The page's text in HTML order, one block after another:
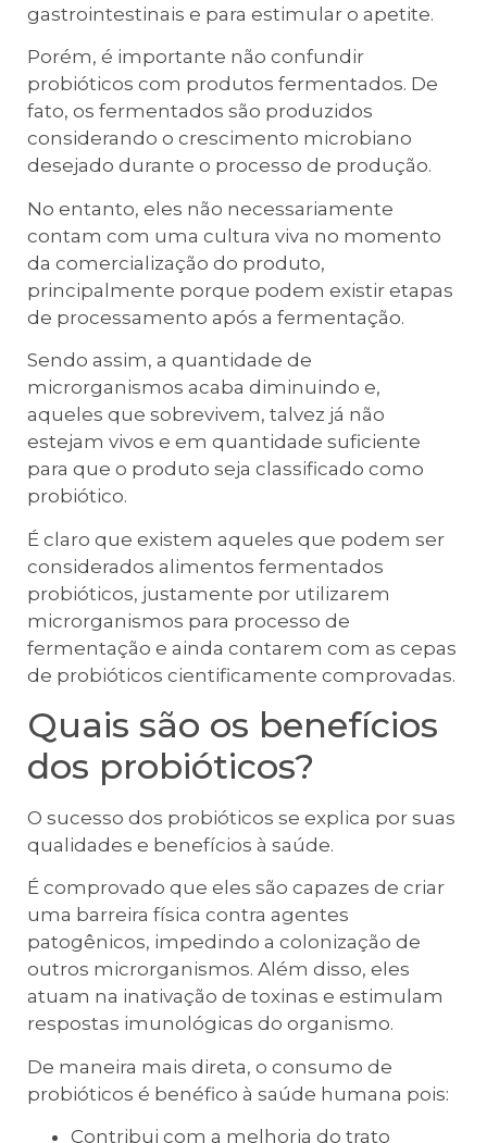
gastrointestinais e para estimular o apetite.
Porém, é importante não confundir
probióticos com produtos fermentados. De
fato, os fermentados são produzidos
considerando o crescimento microbiano
desejado durante o processo de produção.
No entanto, eles não necessariamente
contam com uma cultura viva no momento
da comercialização do produto,
principalmente porque podem existir etapas
de processamento após a fermentação.
Sendo assim, a quantidade de
microrganismos acaba diminuindo e,
aqueles que sobrevivem, talvez já não
estejam vivos e em quantidade suficiente
para que o produto seja classificado como
probiótico.
É claro que existem aqueles que podem ser
considerados alimentos fermentados
probióticos, justamente por utilizarem
microrganismos para processo de
fermentação e ainda contarem com as cepas
de probióticos cientificamente comprovadas.
Quais são os benefícios
dos probióticos?
O sucesso dos probióticos se explica por suas
qualidades e benefícios à saúde.
É comprovado que eles são capazes de criar
uma barreira física contra agentes
patogênicos, impedindo a colonização de
outros microrganismos. Além disso, eles
atuam na inativação de toxinas e estimulam
respostas imunológicas do organismo.
De maneira mais direta, o consumo de
probióticos é benéfico à saúde humana pois:
Contribui com a melhoria do trato